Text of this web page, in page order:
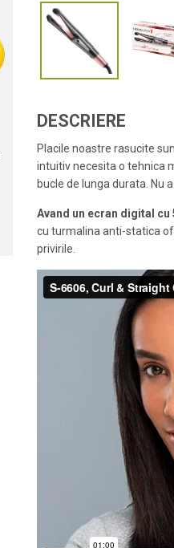
DESCRIERE
Placile noastre rasucite
intuitiv necesita o tehnica
bucle de lunga durata. Nu
Avand un ecran digital cu
cu turmalina anti-statica
privirile.